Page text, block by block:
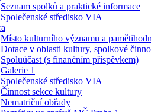
Seznam spolků a praktické informace
Společenské středisko VIA
Místo kulturního významu a
Dotace v oblasti kultury, spolkové
Spoluúčast (s finančním příspěvkem)
Galerie 1
Společenské středisko VIA
Činnost sekce kultury
Nematriční obřady